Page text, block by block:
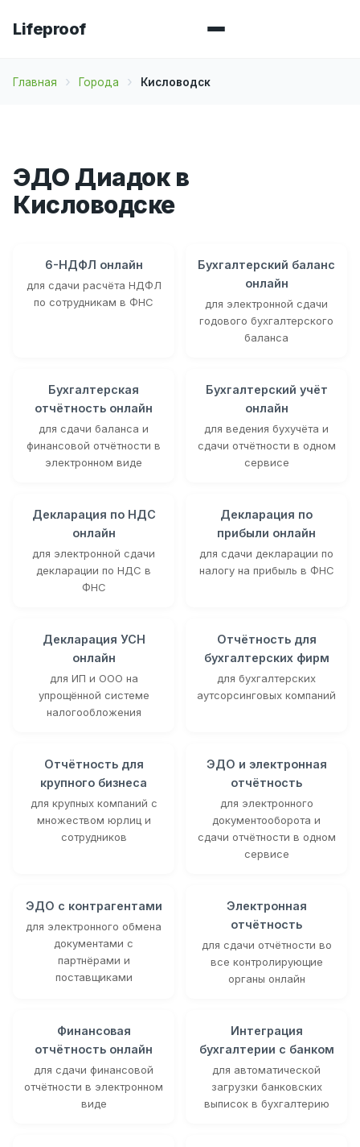
Lifeproof
Главная Города Кисловодск
ЭДО Диадок в
Кисловодске
6-НДФЛ онлайн
для сдачи расчёта НДФЛ
по сотрудникам в ФНС
Бухгалтерский баланс
онлайн
для электронной сдачи
годового бухгалтерского
баланса
Бухгалтерская
отчётность онлайн
для сдачи баланса и
финансовой отчётности в
электронном виде
Бухгалтерский учёт
онлайн
для ведения бухучёта и
сдачи отчётности в одном
сервисе
Декларация по НДС
онлайн
для электронной сдачи
декларации по НДС в
ФНС
Декларация по
прибыли онлайн
для сдачи декларации по
налогу на прибыль в ФНС
Декларация УСН
онлайн
для ИП и ООО на
упрощённой системе
налогообложения
Отчётность для
бухгалтерских фирм
для бухгалтерских
аутсорсинговых компаний
Отчётность для
крупного бизнеса
для крупных компаний с
множеством юрлиц и
сотрудников
ЭДО и электронная
отчётность
для электронного
документооборота и
сдачи отчётности в одном
сервисе
ЭДО с контрагентами
для электронного обмена
документами с
партнёрами и
поставщиками
Электронная
отчётность
для сдачи отчётности во
все контролирующие
органы онлайн
Финансовая
отчётность онлайн
для сдачи финансовой
отчётности в электронном
виде
Интеграция
бухгалтерии с банком
для автоматической
загрузки банковских
выписок в бухгалтерию